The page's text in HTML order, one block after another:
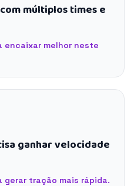
múltiplos times e
encaixar melhor neste
ganhar velocidade
gerar tração mais rápida.